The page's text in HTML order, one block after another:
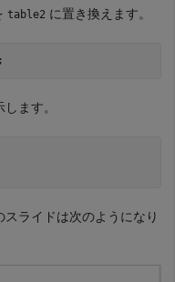
table2 に置き換えます。
ます。
ライドは次のようになり